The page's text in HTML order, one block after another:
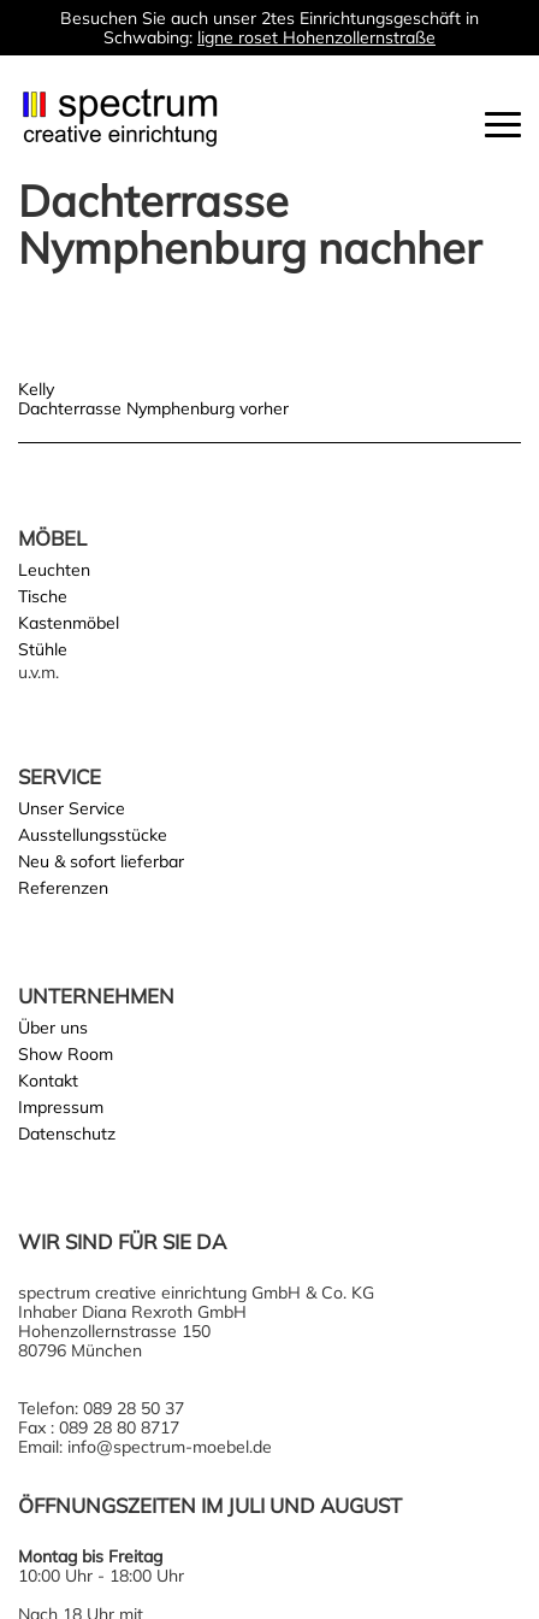
Besuchen Sie auch unser 2tes Einrichtungsgeschäft in
Schwabing: ligne roset Hohenzollernstraße
Dachterrasse
Nymphenburg nachher
Post
navigation
Kelly
Dachterrasse Nymphenburg vorher
MÖBEL
Leuchten
Tische
Kastenmöbel
Stühle
u.v.m.
SERVICE
Unser Service
Ausstellungsstücke
Neu & sofort lieferbar
Referenzen
UNTERNEHMEN
Über uns
Show Room
Kontakt
Impressum
Datenschutz
WIR SIND FÜR SIE DA
spectrum creative einrichtung GmbH & Co. KG
Inhaber Diana Rexroth GmbH
Hohenzollernstrasse 150
80796 München
Telefon: 089 28 50 37
Fax : 089 28 80 8717
Email: info@spectrum-moebel.de
ÖFFNUNGSZEITEN IM JULI UND AUGUST
Montag bis Freitag
10:00 Uhr - 18:00 Uhr
Nach 18 Uhr mit